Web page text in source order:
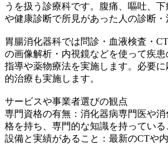
うを扱う診療科です。腹痛、嘔吐、
や健康診断で所見があった人の診断・
胃腸消化器科では問診・血液検査・
の画像解析・内視鏡などを使って疾
指導や薬物療法を実施します。必要
的治療も実施します。
サービスや事業者選びの観点
専門資格の有無：消化器病専門医や
格を持ち、専門的な知識を持っている
設備と実績があること：最新のCTや